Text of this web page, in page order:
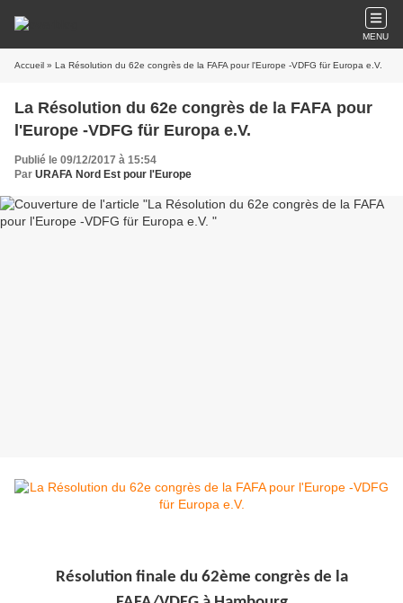
MENU
Accueil » La Résolution du 62e congrès de la FAFA pour l'Europe -VDFG für Europa e.V.
La Résolution du 62e congrès de la FAFA pour
l'Europe -VDFG für Europa e.V.
Publié le 09/12/2017 à 15:54
Par URAFA Nord Est pour l'Europe
Résolution finale du 62ème congrès de la